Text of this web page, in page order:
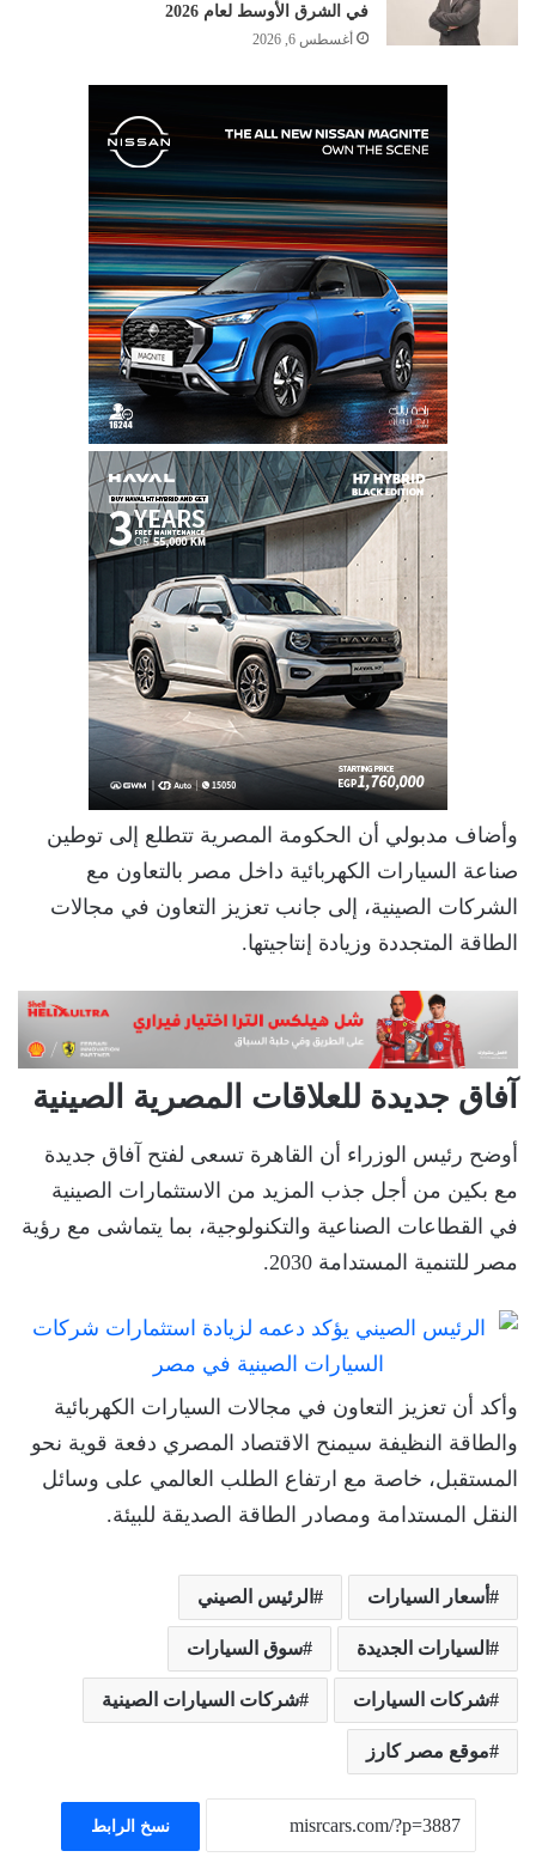
في الشرق الأوسط لعام 2026
أغسطس 6, 2026
وأضاف مدبولي أن الحكومة المصرية تتطلع إلى توطين
صناعة السيارات الكهربائية داخل مصر بالتعاون مع
الشركات الصينية، إلى جانب تعزيز التعاون في مجالات
الطاقة المتجددة وزيادة إنتاجيتها.
آفاق جديدة للعلاقات المصرية الصينية
أوضح رئيس الوزراء أن القاهرة تسعى لفتح آفاق جديدة
مع بكين من أجل جذب المزيد من الاستثمارات الصينية
في القطاعات الصناعية والتكنولوجية، بما يتماشى مع رؤية
مصر للتنمية المستدامة 2030.
وأكد أن تعزيز التعاون في مجالات السيارات الكهربائية
والطاقة النظيفة سيمنح الاقتصاد المصري دفعة قوية نحو
المستقبل، خاصة مع ارتفاع الطلب العالمي على وسائل
النقل المستدامة ومصادر الطاقة الصديقة للبيئة.
أسعار السيارات الرئيس الصيني
السيارات الجديدة سوق السيارات
شركات السيارات شركات السيارات الصينية
موقع مصر كارز
نسخ الرابط